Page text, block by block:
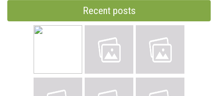
Recent posts